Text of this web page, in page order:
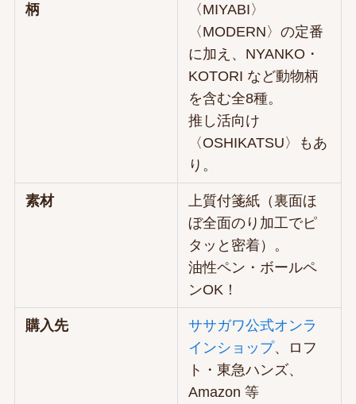
柄
〈MIYABI〉
〈MODERN〉の定番
に加え、NYANKO・
KOTORI など動物柄
を含む全8種。
推し活向け
〈OSHIKATSU〉もあ
り。
素材
上質付箋紙（裏面ほ
ぼ全面のり加工でピ
タッと密着）。
油性ペン・ボールペ
ンOK！
購入先
ササガワ公式オンラ
インショップ、ロフ
ト・東急ハンズ、
Amazon 等